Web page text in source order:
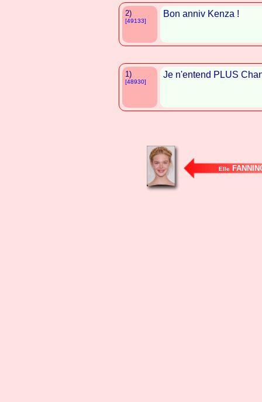
2)
[49133]
Bon anniv Kenza !
1)
[48930]
Je n'entend PLUS
Elle